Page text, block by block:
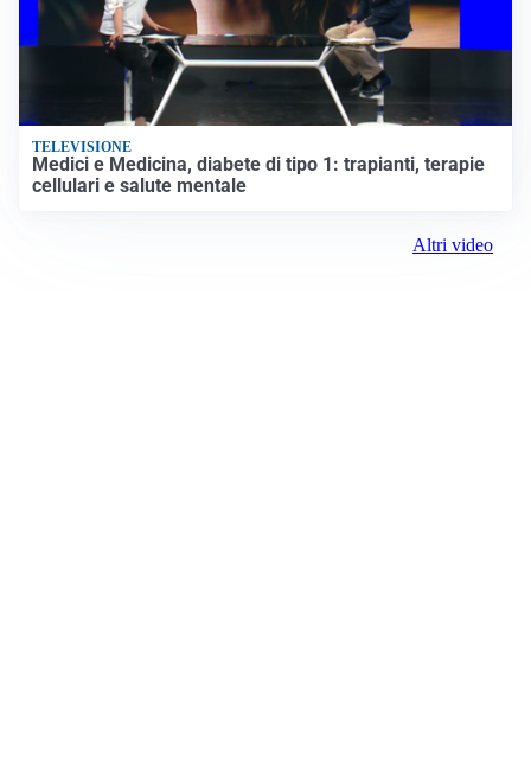
TELEVISIONE
Medici e Medicina, diabete di tipo 1: trapianti, terapie
cellulari e salute mentale
Altri video